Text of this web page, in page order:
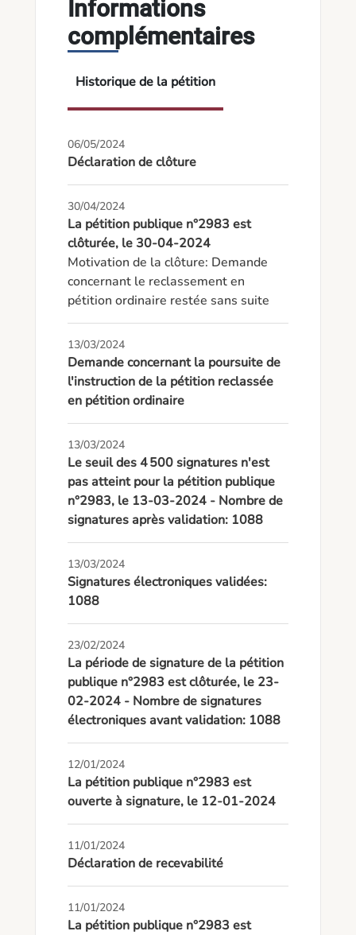
Informations
complémentaires
Historique de la pétition
06/05/2024
Déclaration de clôture
30/04/2024
La pétition publique n°2983 est
clôturée, le 30-04-2024
Motivation de la clôture: Demande
concernant le reclassement en
pétition ordinaire restée sans suite
13/03/2024
Demande concernant la poursuite de
l'instruction de la pétition reclassée
en pétition ordinaire
13/03/2024
Le seuil des 4 500 signatures n'est
pas atteint pour la pétition publique
n°2983, le 13-03-2024 - Nombre de
signatures après validation: 1088
13/03/2024
Signatures électroniques validées:
1088
23/02/2024
La période de signature de la pétition
publique n°2983 est clôturée, le 23-
02-2024 - Nombre de signatures
électroniques avant validation: 1088
12/01/2024
La pétition publique n°2983 est
ouverte à signature, le 12-01-2024
11/01/2024
Déclaration de recevabilité
11/01/2024
La pétition publique n°2983 est